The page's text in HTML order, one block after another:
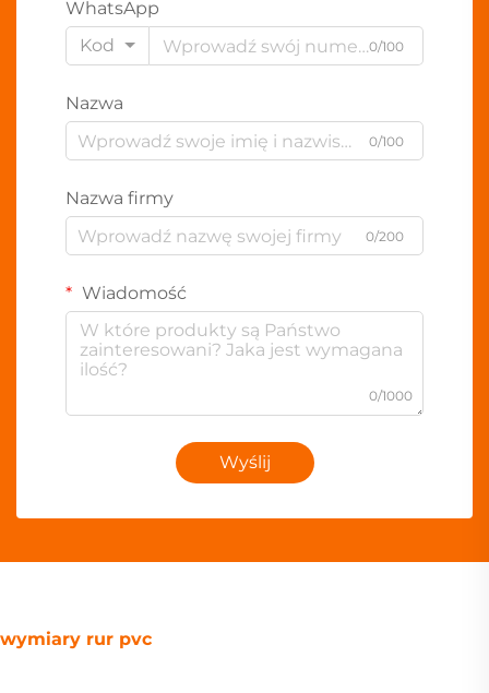
WhatsApp
Kod
0/100
Nazwa
0/100
Nazwa firmy
0/200
Wiadomość
0/1000
Wyślij
wymiary rur pvc